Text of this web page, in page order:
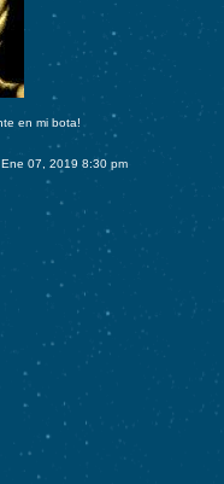
en mi bota!
07, 2019 8:30 pm